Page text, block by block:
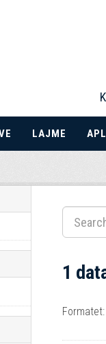
LAJME
1
Formatet: